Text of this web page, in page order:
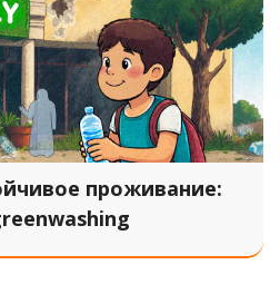
проживание: